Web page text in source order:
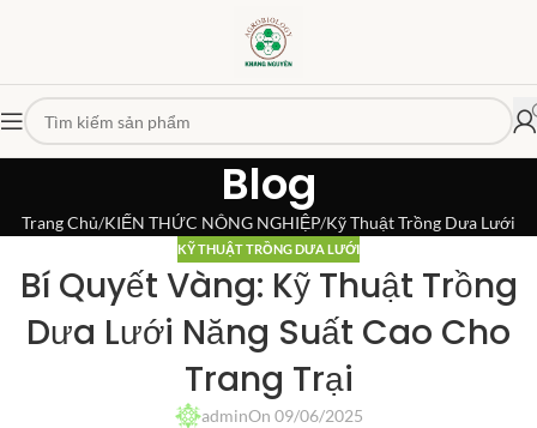
Blog
Trang Chủ KIẾN THỨC NÔNG NGHIỆP Kỹ Thuật Trồng Dưa Lưới
KỸ THUẬT TRỒNG DƯA LƯỚI
Bí Quyết Vàng: Kỹ Thuật Trồng
Dưa Lưới Năng Suất Cao Cho
Trang Trại
adminOn 09/06/2025